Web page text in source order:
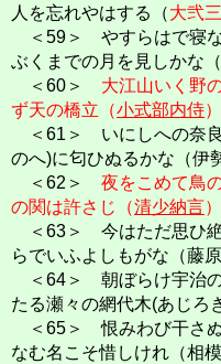
人を忘れやはする（大弐
＜59＞ やすらはで寝な
ぶくまでの月を見しかな（
＜60＞ 大江山いく野
ず天の橋立（小式部内侍）
＜61＞ いにしへの奈良
のへ)に匂ひぬるかな（伊
＜62＞ 夜をこめて鳥
の関は許さじ（清少納言）
＜63＞ 今はただ思ひ絶
らでいふよしもがな（藤原
＜64＞ 朝ぼらけ宇治の
たる瀬々の網代木(あじろ
＜65＞ 恨みわび干さぬ
なむ名こそ惜しけれ（相模